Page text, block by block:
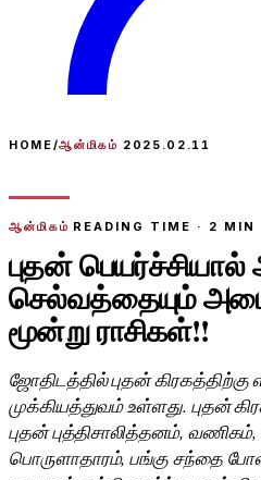
HOME/ஆன்மிகம் 2025.02.11
ஆன்மிகம் READING TIME · 2 MIN
புதன்
செல்வத்தையும்
மூன்று ராசிகள்!!
ஜோதிடத்தில் புதன் கிரகத்திற்கு
முக்கியத்துவம் உள்ளது. புதன்
புதன் புத்திசாலித்தனம், வணிகம்,
பொருளாதாரம், பங்கு சந்தை